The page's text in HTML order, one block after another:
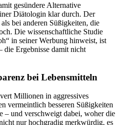
gesündere Alternative
Diätologin klar durch. Der
bei anderen Süßigkeiten, die
Die wissenschaftliche Studie
in seiner Werbung hinweist, ist
die Ergebnisse damit nicht
bei Lebensmitteln
Millionen in aggressives
vermeintlich besseren Süßigkeiten
– und verschweigt dabei, woher die
nur hochgradig merkwürdig, es